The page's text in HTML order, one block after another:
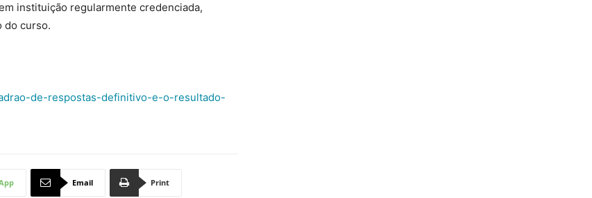
instituição regularmente credenciada,
do curso.
de-respostas-definitivo-e-o-resultado-
Email Print